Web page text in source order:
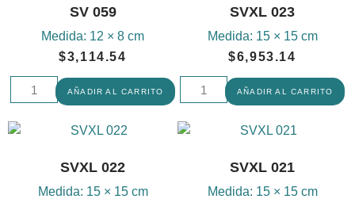
SV 059
Medida: 12 × 8 cm
$3,114.54
AÑADIR AL CARRITO
SVXL 023
Medida: 15 × 15 cm
$6,953.14
AÑADIR AL CARRITO
SVXL 022
Medida: 15 × 15 cm
SVXL 021
Medida: 15 × 15 cm